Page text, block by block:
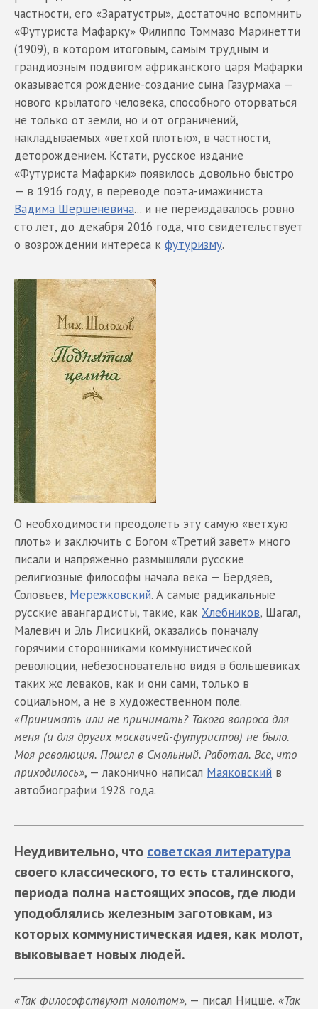
частности, его «Заратустры», достаточно вспомнить
«Футуриста Мафарку» Филиппо Томмазо Маринетти
(1909), в котором итоговым, самым трудным и
грандиозным подвигом африканского царя Мафарки
оказывается рождение-создание сына Газурмаха —
нового крылатого человека, способного оторваться
не только от земли, но и от ограничений,
накладываемых «ветхой плотью», в частности,
деторождением. Кстати, русское издание
«Футуриста Мафарки» появилось довольно быстро
— в 1916 году, в переводе поэта-имажиниста
Вадима Шершеневича... и не переиздавалось ровно
сто лет, до декабря 2016 года, что свидетельствует
о возрождении интереса к футуризму.
О необходимости преодолеть эту самую «ветхую
плоть» и заключить с Богом «Третий завет» много
писали и напряженно размышляли русские
религиозные философы начала века — Бердяев,
Соловьев, Мережковский. А самые радикальные
русские авангардисты, такие, как Хлебников, Шагал,
Малевич и Эль Лисицкий, оказались поначалу
горячими сторонниками коммунистической
революции, небезосновательно видя в большевиках
таких же леваков, как и они сами, только в
социальном, а не в художественном поле.
«Принимать или не принимать? Такого вопроса для
меня (и для других москвичей-футуристов) не было.
Моя революция. Пошел в Смольный. Работал. Все, что
приходилось», — лаконично написал Маяковский в
автобиографии 1928 года.
Неудивительно, что советская литература
своего классического, то есть сталинского,
периода полна настоящих эпосов, где люди
уподоблялись железным заготовкам, из
которых коммунистическая идея, как молот,
выковывает новых людей.
«Так философствуют молотом», — писал Ницше. «Так